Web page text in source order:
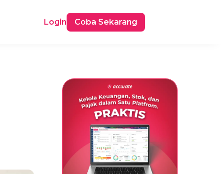
Login Coba Sekarang